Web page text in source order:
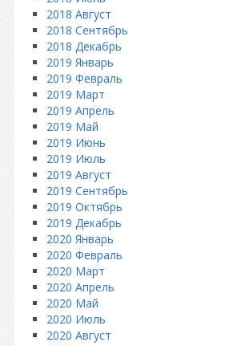
2018 Август
2018 Сентябрь
2018 Декабрь
2019 Январь
2019 Февраль
2019 Март
2019 Апрель
2019 Май
2019 Июнь
2019 Июль
2019 Август
2019 Сентябрь
2019 Октябрь
2019 Декабрь
2020 Январь
2020 Февраль
2020 Март
2020 Апрель
2020 Май
2020 Июль
2020 Август